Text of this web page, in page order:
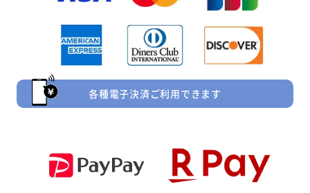
各種電子決済ご利用できます